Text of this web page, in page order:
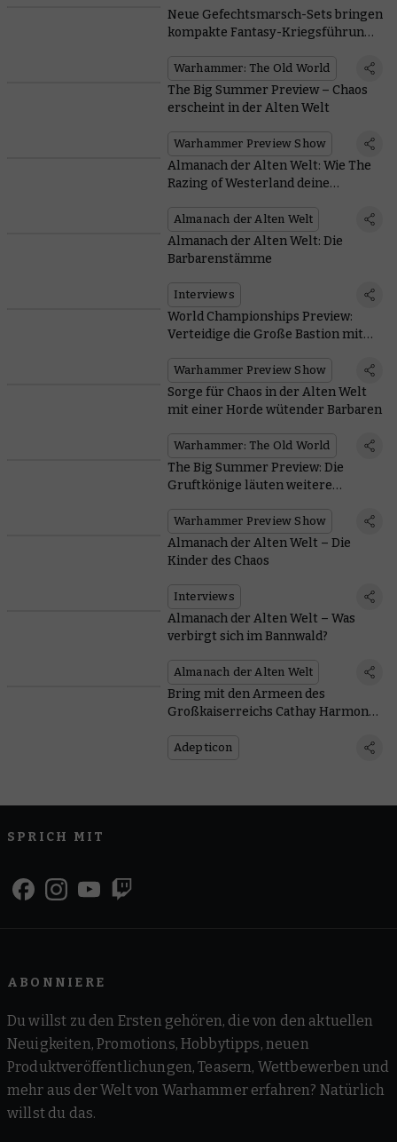
Neue Gefechtsmarsch-Sets bringen
kompakte Fantasy-Kriegsführung
Warhammer: The Old World
The Big Summer Preview – Chaos
erscheint in der Alten Welt
Warhammer Preview Show
Almanach der Alten Welt: Wie The
Razing of Westerland deine
Almanach der Alten Welt
Almanach der Alten Welt: Die
Barbarenstämme
Interviews
World Championships Preview:
Verteidige die Große Bastion mit
lauten Waffen
Warhammer Preview Show
Sorge für Chaos in der Alten Welt
mit einer Horde wütender Barbaren
Warhammer: The Old World
The Big Summer Preview: Die
Gruftkönige läuten weitere
ein
Warhammer Preview Show
Almanach der Alten Welt – Die
Kinder des Chaos
Interviews
Almanach der Alten Welt – Was
verbirgt sich im Bannwald?
Almanach der Alten Welt
Bring mit den Armeen des
Großkaiserreichs Cathay Harmonie
Adepticon
SPRICH MIT
ABONNIERE
Du willst zu den Ersten gehören, die von den aktuellen
Neuigkeiten, Promotions, Hobbytipps, neuen
Produktveröffentlichungen, Teasern, Wettbewerben und
mehr aus der Welt von Warhammer erfahren? Natürlich
willst du das.